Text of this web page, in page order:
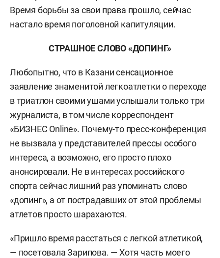
Время борьбы за свои права прошло, сейчас
настало время поголовной капитуляции.
СТРАШНОЕ СЛОВО «ДОПИНГ»
Любопытно, что в Казани сенсационное
заявление знаменитой легкоатлетки о переходе
в триатлон своими ушами услышали только три
журналиста, в том числе корреспондент
«БИЗНЕС Online». Почему-то пресс-конференция
не вызвала у представителей прессы особого
интереса, а возможно, его просто плохо
анонсировали. Не в интересах российского
спорта сейчас лишний раз упоминать слово
«допинг», а от пострадавших от этой проблемы
атлетов просто шарахаются.
«Пришло время расстаться с легкой атлетикой,
— посетовала Зарипова. — Хотя часть моего